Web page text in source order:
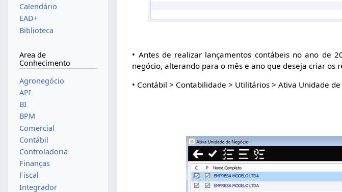
• Antes de realizar lançamentos contábeis no ano de
negócio, alterando para o mês e ano que deseja criar os
• Contábil > Contabilidade > Utilitários > Ativa Unidade
Calendário
EAD+
Biblioteca
Area de
Conhecimento
Agronegócio
API
BI
BPM
Comercial
Contábil
Controladoria
Finanças
Fiscal
Integrador